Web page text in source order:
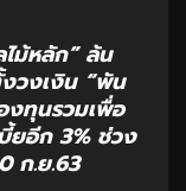
ม้หลัก” ล้น
วงเงิน “พัน
ทุนรวมเพื่อ
ยอีก 3% ช่วง
ก.ย.63